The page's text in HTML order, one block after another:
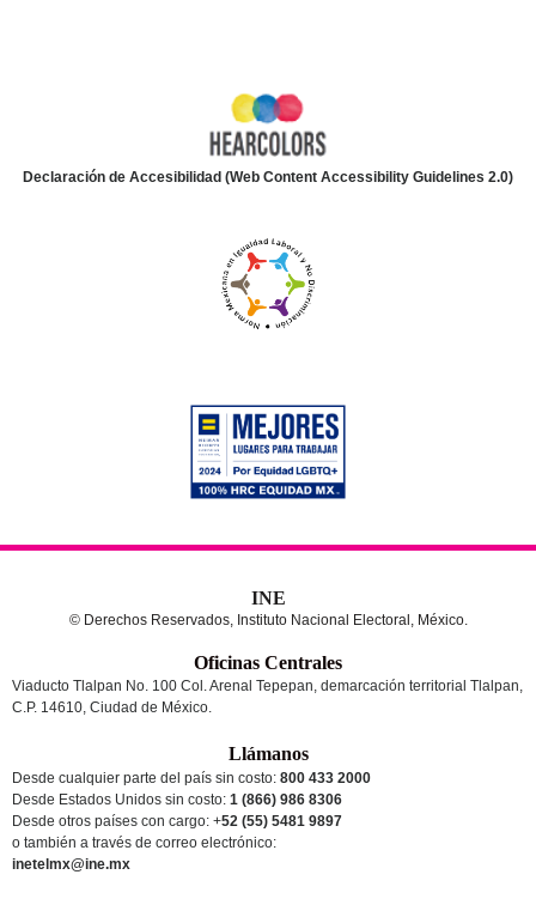
Declaración de Accesibilidad (Web Content Accessibility Guidelines 2.0)
INE
© Derechos Reservados, Instituto Nacional Electoral, México.
Oficinas Centrales
Viaducto Tlalpan No. 100 Col. Arenal Tepepan, demarcación territorial Tlalpan,
C.P. 14610, Ciudad de México.
Llámanos
Desde cualquier parte del país sin costo: 800 433 2000
Desde Estados Unidos sin costo: 1 (866) 986 8306
Desde otros países con cargo: +52 (55) 5481 9897
o también a través de correo electrónico:
inetelmx@ine.mx